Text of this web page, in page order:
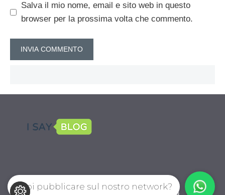
Salva il mio nome, email e sito web in questo
browser per la prossima volta che commento.
Vuoi pubblicare sul nostro network?